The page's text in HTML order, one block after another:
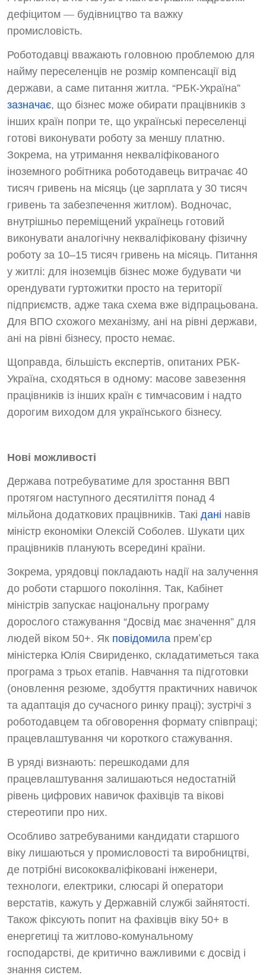
дефіцитом — будівництво та важку
промисловість.
Роботодавці вважають головною проблемою для
найму переселенців не розмір компенсації від
держави, а саме питання житла. “РБК-Україна”
зазначає, що бізнес може обирати працівників з
інших країн попри те, що українські переселенці
готові виконувати роботу за меншу платню.
Зокрема, на утримання некваліфікованого
іноземного робітника роботодавець витрачає 40
тисяч гривень на місяць (це зарплата у 30 тисяч
гривень та забезпечення житлом). Водночас,
внутрішньо переміщений українець готовий
виконувати аналогічну некваліфіковану фізичну
роботу за 10–15 тисяч гривень на місяць. Питання
у житлі: для іноземців бізнес може будувати чи
орендувати гуртожитки просто на території
підприємств, адже така схема вже відпрацьована.
Для ВПО схожого механізму, ані на рівні держави,
ані на рівні бізнесу, просто немає.
Щоправда, більшість експертів, опитаних РБК-
Україна, сходяться в одному: масове завезення
працівників із інших країн є тимчасовим і надто
дорогим виходом для українського бізнесу.
Нові можливості
Держава потребуватиме для зростання ВВП
протягом наступного десятиліття понад 4
мільйона додаткових працівників. Такі дані навів
міністр економіки Олексій Соболев. Шукати цих
працівників планують всередині країни.
Зокрема, урядовці покладають надії на залучення
до роботи старшого покоління. Так, Кабінет
міністрів запускає національну програму
дорослого стажування “Досвід має значення” для
людей віком 50+. Як повідомила премʼєр
міністерка Юлія Свириденко, складатиметься така
програма з трьох етапів. Навчання та підготовки
(оновлення резюме, здобуття практичних навичок
та адаптація до сучасного ринку праці); зустрічі з
роботодавцем та обговорення формату співпраці;
працевлаштування чи короткого стажування.
В уряді визнають: перешкодами для
працевлаштування залишаються недостатній
рівень цифрових навичок фахівців та вікові
стереотипи про них.
Особливо затребуваними кандидати старшого
віку лишаються у промисловості та виробництві,
де потрібні висококваліфіковані інженери,
технологи, електрики, слюсарі й оператори
верстатів, кажуть у Державній службі зайнятості.
Також фіксують попит на фахівців віку 50+ в
енергетиці та житлово-комунальному
господарстві, де критично важливими є досвід і
знання систем.